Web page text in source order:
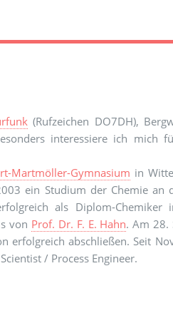
(Rufzeichen DO7DH),
interessiere ich mich
Martmöller-Gymnasium in
ein Studium der Chemie an
als Diplom-Chemiker
von Prof. Dr. F. E. Hahn. Am 28.
erfolgreich abschließen. Seit
/ Process Engineer.